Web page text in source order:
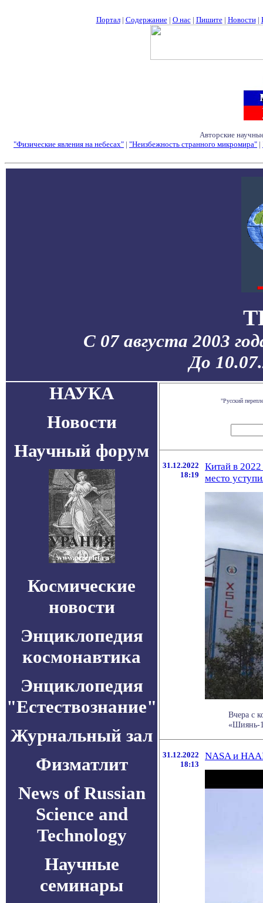
Портал| Содержание| О нас| Пишите| Новости|
Авторские
"Физические явления на небесах" | "Неизбежность странного микромира" |
С 07 августа 2003
До
НАУКА
Новости
Научный форум
Космические
новости
Энциклопедия
космонавтика
Энциклопедия
"Естествознание"
Журнальный зал
Физматлит
News of Russian
Science and
Technology
Научные
семинары
"Русский
31.12.2022
18:19
Китай в
место
Вчера с
«Шиянь-
31.12.2022
18:13
NASA и